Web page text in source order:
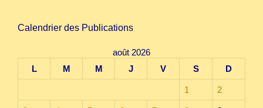
Calendrier des Publications
août 2026
L
M M J V S D
1 2